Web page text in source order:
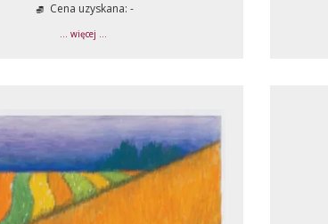
Cena uzyskana: -
... więcej ...